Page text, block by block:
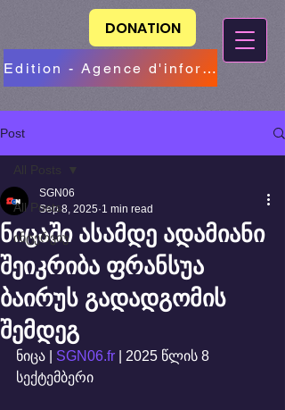
Edition - Agence d'information
DONATION
Post
All Posts
ინტერვიუ
All Posts
ნიცაში ასამდე ადამიანი
შეიკრიბა ფრანსუა
ბაირუს გადადგომის
შემდეგ
SGN06
Sep 8, 2025 1 min read
ნიცა | SGN06.fr | 2025 წლის 8
სექტემბერი